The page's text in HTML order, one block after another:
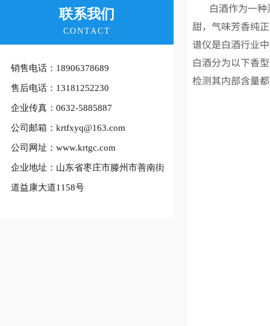
联系我们
CONTACT
销售电话： 18906378689
售后电话： 13181252230
企业传真： 0632-5885887
公司邮箱：krtfxyq@163.com
公司 网址：www.krtgc.com
企业地址：山东省枣庄市滕州市善南街
道益康大道1158号
白酒作为一种
甜，气味芳香纯
谱仪是白酒行业
白酒分为以下香
检测其内部含量